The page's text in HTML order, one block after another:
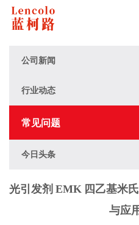
公司新闻
行业动态
常见问题
今日头条
光引发剂 EMK 四乙基米
与应